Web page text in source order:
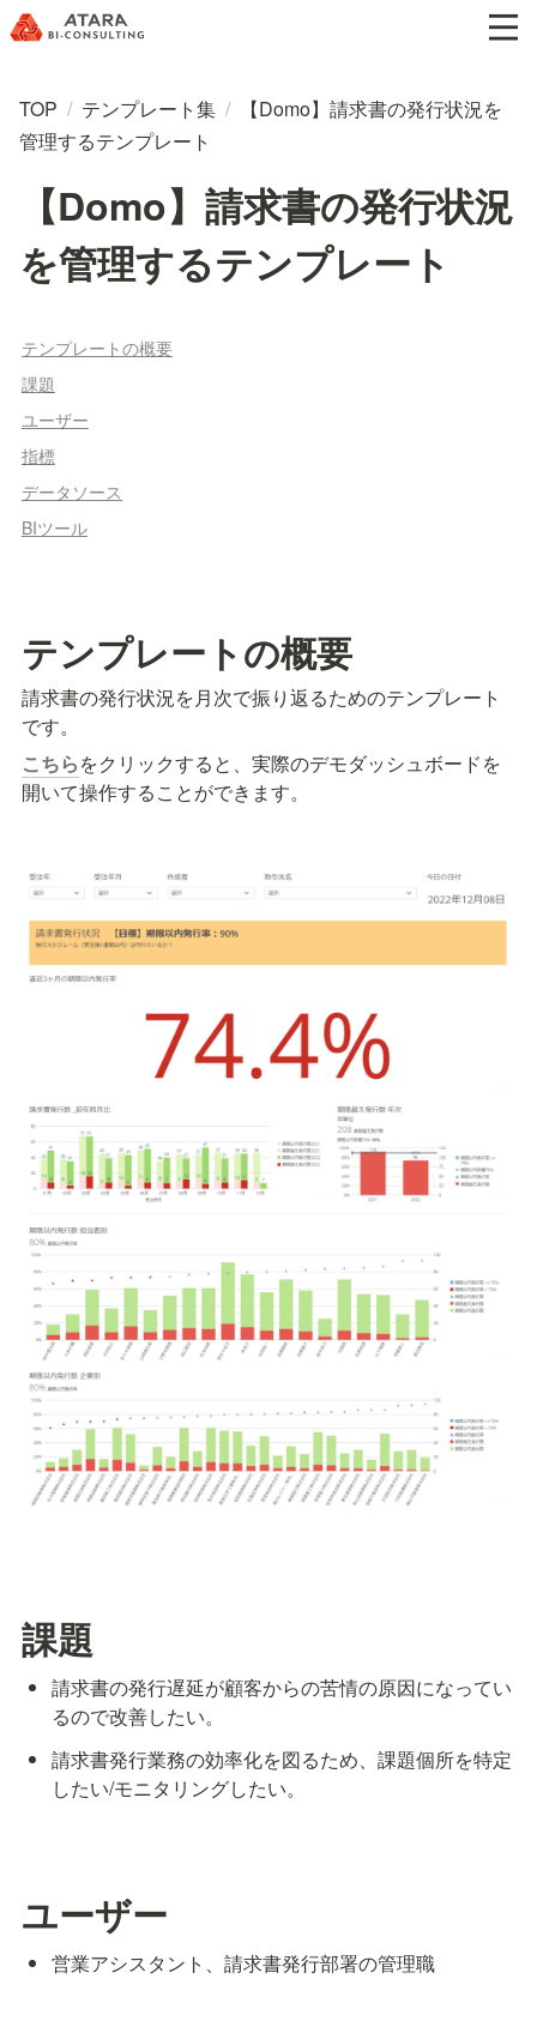
TOP / テンプレート集 /
【Domo】請求書の発行状況を
管理するテンプレート
【Domo】請求書の発行状況
を管理するテンプレート
テンプレートの概要
課題
ユーザー
指標
データソース
BIツール
テンプレートの概要
請求書の発行状況を月次で振り返るためのテンプレート
です。
こちらをクリックすると、実際のデモダッシュボードを
開いて操作することができます。
課題
請求書の発行遅延が顧客からの苦情の原因になってい
るので改善したい。
請求書発行業務の効率化を図るため、課題個所を特定
したい/モニタリングしたい。
ユーザー
営業アシスタント、請求書発行部署の管理職